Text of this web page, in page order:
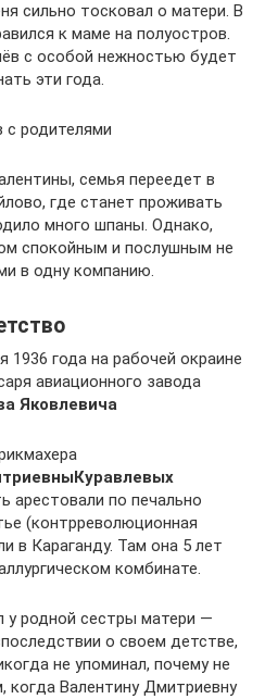
сильно тосковал о матери. В
к маме на полуостров.
с особой нежностью будет
эти года.
с родителями
семья переедет в
где станет проживать
много шпаны. Однако,
спокойным и послушным не
в одну компанию.
1936 года на рабочей окраине
авиационного завода
Яковлевича
Куравлевых
арестовали по печально
(контрреволюционная
в Караганду. Там она 5 лет
комбинате.
у родной сестры матери —
о своем детстве,
не упоминал, почему не
Валентину Дмитриевну